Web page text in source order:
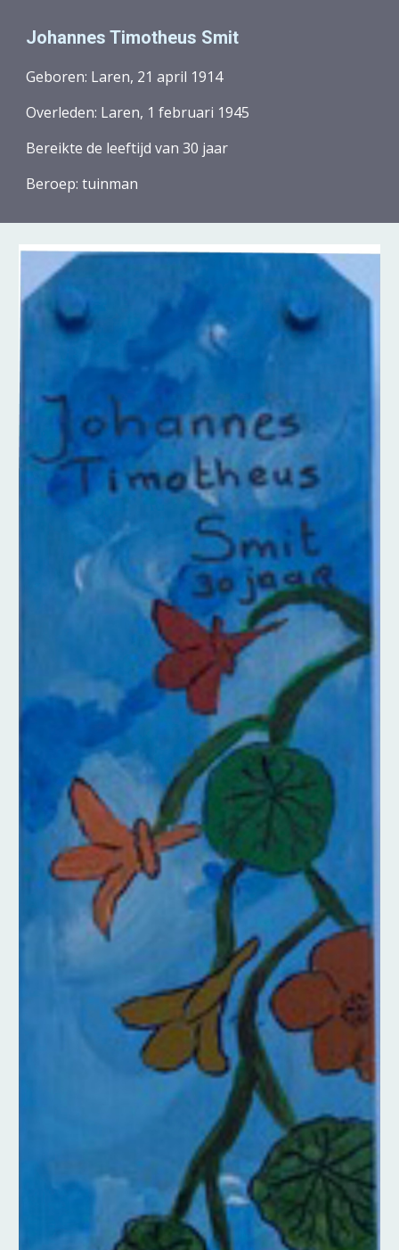
Johannes Timotheus Smit
Geboren: Laren, 21april 1914
Overleden: Laren, 1februari 1945
Bereikte de leeftijd van 30 jaar
Beroep:tuinman